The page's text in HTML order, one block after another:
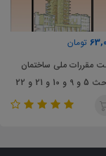
43,000
تست قانون
و انتخابات شوراهای
کشور